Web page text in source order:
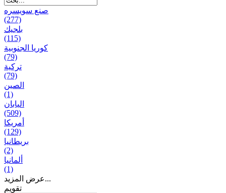
صنع سویسره
(277)
بلجيك
(115)
كوريا الجنوبية
(79)
تركية
(79)
الصين
(1)
اليابان
(509)
أمريكا
(129)
بریطانیا
(2)
ألمانيا
(1)
عرض المزيد...
تقويم